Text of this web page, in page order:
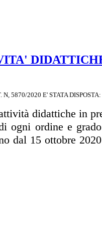
N, 5870/2020 E' STATA
didattiche in
ogni ordine e
dal 15 ottobre